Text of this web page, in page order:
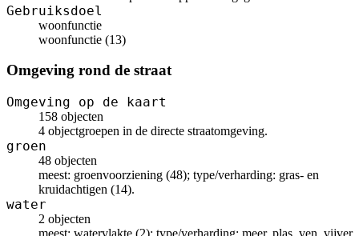
Gebruiksdoel
woonfunctie
woonfunctie (13)
Omgeving rond de straat
Omgeving op de kaart
158 objecten
4 objectgroepen in de directe straatomgeving.
groen
48 objecten
meest: groenvoorziening (48); type/verharding: gras- en
kruidachtigen (14).
water
2 objecten
meest: watervlakte (2); type/verharding: meer, plas, ven, vijver